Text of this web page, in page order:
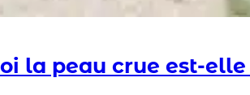
la peau crue est-